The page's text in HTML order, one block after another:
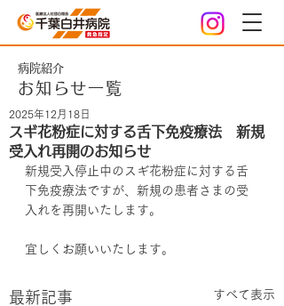
病院紹介
お知らせ一覧
スギ花粉症に対する舌下免疫療法 新規
受入れ再開のお知らせ
2025年12月18日
新規受入停止中のスギ花粉症に対する舌
下免疫療法ですが、新規の患者さまの受
入れを再開いたします。
宜しくお願いいたします。
最新記事 すべて表示